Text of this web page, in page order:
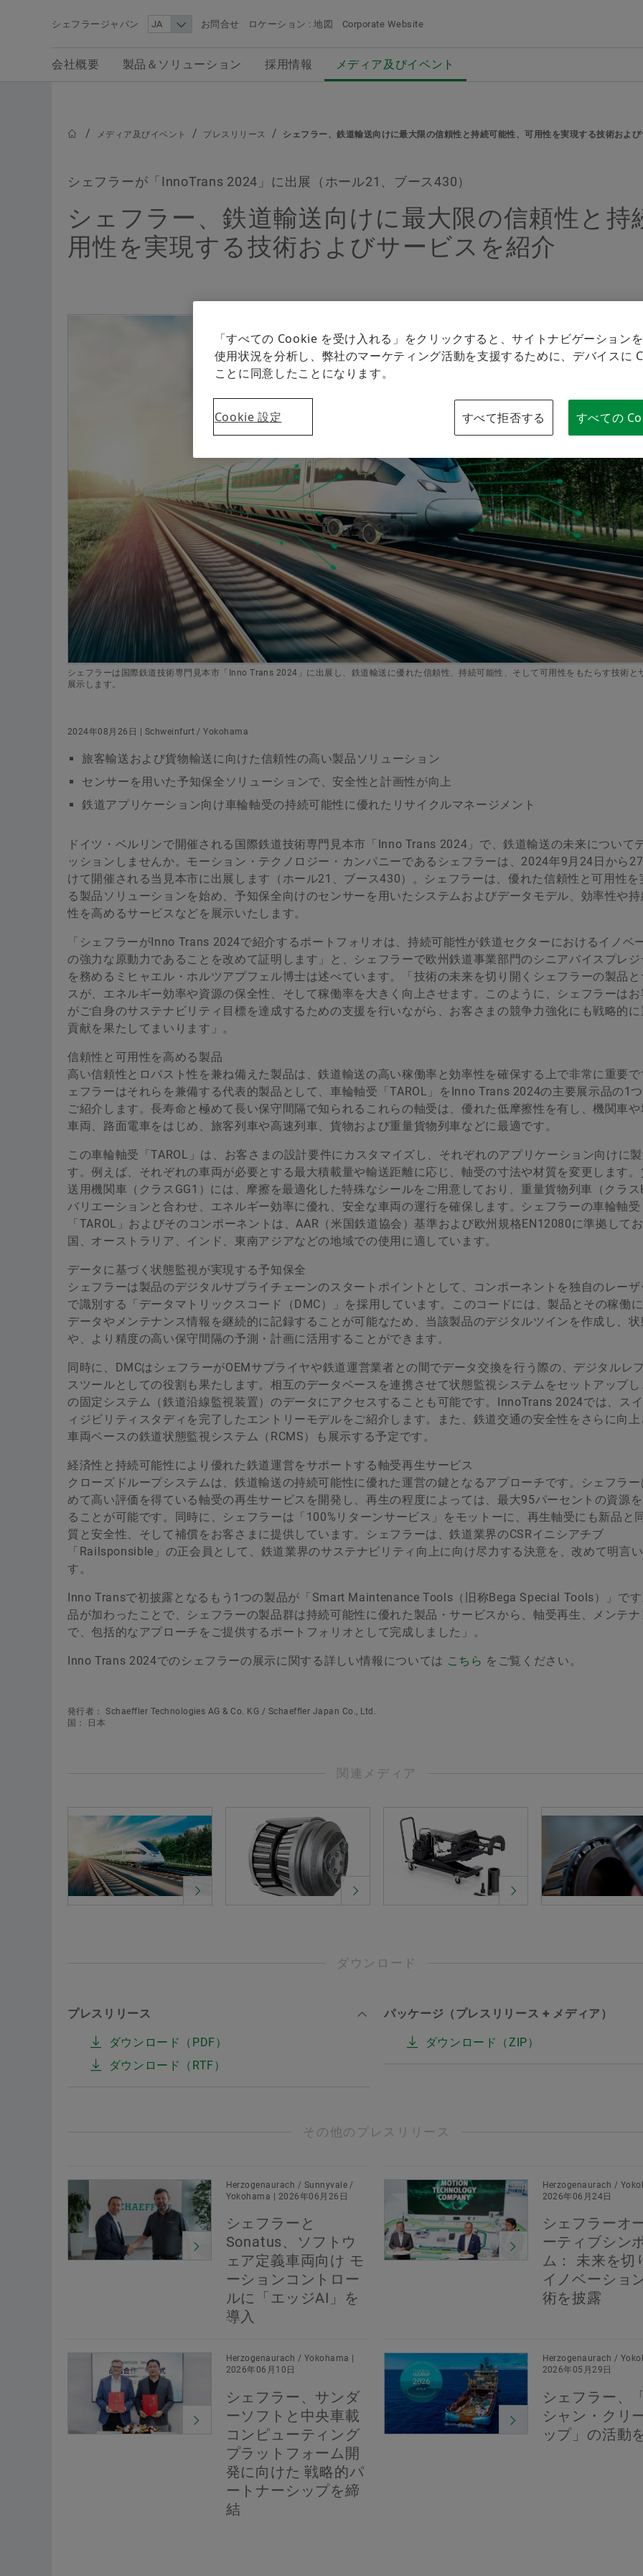
シェフラージャパン お問合せ ロケーション : 地図 Corporate Website
検索語
会社概要
会社概要 概要
会社概要
セールス
グループ
製品＆ソリューション
製品＆ソリューション 概要
製品＆ソリューション
Vehicle Lifetime Solutions
ベアリング＆インダストリアルソリューシ
ョンズ​
ブランドプロテクション
採用情報
採用情報 概要
採用情報
エントリー
当社の従業員
メディア及びイベント
メディア
情報をご覧いただけます。
概要
メディア及びイベント
メディアライブラリ
ソーシャルニュース
イベント一覧
LinkedIn
注意
料を販売
メディア及びイベント プレスリリース シェフラー、鉄道輸送向けに最大限の信頼性と持続可能性、可用性を実現する技術およ
シェフラーが「InnoTrans 2024」に出展（ホール21、ブース430）
シェフラー、鉄道輸送向けに最大限の信頼性と持
用性を実現する技術およびサービスを紹介
シェフラーは国際鉄道技術専門見本市「Inno Trans 2024」に出展し、鉄道輸送に優れた信頼性、持続可能性、そして可用性をもたらす技術と
展示します。
2024年08月26日 | Schweinfurt / Yokohama
旅客輸送および貨物輸送に向けた信頼性の高い製品ソリューション
センサーを用いた予知保全ソリューションで、安全性と計画性が向上
鉄道アプリケーション向け車輪軸受の持続可能性に優れたリサイクルマネージメント
ドイツ・ベルリンで開催される国際鉄道技術専門見本市「Inno Trans 2024」で、鉄道輸送の未来について
ッションしませんか。モーション・テクノロジー・カンパニーであるシェフラーは、2024年9月24日から
けて開催される当見本市に出展します（ホール21、ブース430）。シェフラーは、優れた信頼性と可用性を
る製品ソリューションを始め、予知保全向けのセンサーを用いたシステムおよびデータモデル、効率性や
性を高めるサービスなどを展示いたします。
「シェフラーがInno Trans 2024で紹介するポートフォリオは、持続可能性が鉄道セクターにおけるイノベ
の強力な原動力であることを改めて証明します」と、シェフラーで欧州鉄道事業部門のシニアバイスプレ
を務めるミヒャエル・ホルツアプフェル博士は述べています。「技術の未来を切り開くシェフラーの製品
スが、エネルギー効率や資源の保全性、そして稼働率を大きく向上させます。このように、シェフラーは
がご自身のサステナビリティ目標を達成するための支援を行いながら、お客さまの競争力強化にも戦略的
貢献を果たしてまいります」。
信頼性と可用性を高める製品
高い信頼性とロバスト性を兼ね備えた製品は、鉄道輸送の高い稼働率と効率性を確保する上で非常に重要
ェフラーはそれらを兼備する代表的製品として、車輪軸受「TAROL」をInno Trans 2024の主要展示品の1
ご紹介します。長寿命と極めて長い保守間隔で知られるこれらの軸受は、優れた低摩擦性を有し、機関車
車両、路面電車をはじめ、旅客列車や高速列車、貨物および重量貨物列車などに最適です。
この車輪軸受「TAROL」は、お客さまの設計要件にカスタマイズし、それぞれのアプリケーション向けに
す。例えば、それぞれの車両が必要とする最大積載量や輸送距離に応じ、軸受の寸法や材質を変更します
送用機関車（クラスGG1）には、摩擦を最適化した特殊なシールをご用意しており、重量貨物列車（クラ
バリエーションと合わせ、エネルギー効率に優れ、安全な車両の運行を確保します。シェフラーの車輪軸受
「TAROL」およびそのコンポーネントは、AAR（米国鉄道協会）基準および欧州規格EN12080に準拠して
国、オーストラリア、インド、東南アジアなどの地域での使用に適しています。
データに基づく状態監視が実現する予知保全
シェフラーは製品のデジタルサプライチェーンのスタートポイントとして、コンポーネントを独自のレー
で識別する「データマトリックスコード（DMC）」を採用しています。このコードには、製品とその稼働
データやメンテナンス情報を継続的に記録することが可能なため、当該製品のデジタルツインを作成し、
や、より精度の高い保守間隔の予測・計画に活用することができます。
同時に、DMCはシェフラーがOEMサプライヤや鉄道運営業者との間でデータ交換を行う際の、デジタルレ
スツールとしての役割も果たします。相互のデータベースを連携させて状態監視システムをセットアップ
の固定システム（鉄道沿線監視装置）のデータにアクセスすることも可能です。InnoTrans 2024では、ス
ィジビリティスタディを完了したエントリーモデルをご紹介します。また、鉄道交通の安全性をさらに向
車両ベースの鉄道状態監視システム（RCMS）も展示する予定です。
経済性と持続可能性により優れた鉄道運営をサポートする軸受再生サービス
クローズドループシステムは、鉄道輸送の持続可能性に優れた運営の鍵となるアプローチです。シェフラ
めて高い評価を得ている軸受の再生サービスを開発し、再生の程度によっては、最大95パーセントの資源
ることが可能です。同時に、シェフラーは「100%リターンサービス」をモットーに、再生軸受にも新品と
質と安全性、そして補償をお客さまに提供しています。シェフラーは、鉄道業界のCSRイニシアチブ
「Railsponsible」の正会員として、鉄道業界のサステナビリティ向上に向け尽力する決意を、改めて明言
す。
Inno Transで初披露となるもう1つの製品が「Smart Maintenance Tools（旧称Bega Special Tools）」で
品が加わったことで、シェフラーの製品群は持続可能性に優れた製品・サービスから、軸受再生、メンテ
で、包括的なアプローチをご提供するポートフォリオとして完成しました」。
Inno Trans 2024でのシェフラーの展示に関する詳しい情報については こちら をご覧ください。
発行者： Schaeffler Technologies AG & Co. KG / Schaeffler Japan Co., Ltd.
国： 日本
関連メディア
ダウンロード
プレスリリース
ダウンロード（PDF）
ダウンロード（RTF）
パッケージ（プレスリリース + メディア）
ダウンロード（ZIP）
その他のプレスリリース
Herzogenaurach / Sunnyvale /
Yokohama | 2026年06月26日
シェフラーと
Sonatus、ソフトウ
ェア定義車両向け モ
ーションコントロー
ルに「エッジAI」を
導入
Herzogenaurach /
2026年06月24日
シェフラーオ
ーティブシン
ム： 未来を切
イノベーショ
術を披露
Herzogenaurach / Yokohama |
2026年06月10日
シェフラー、サンダ
ーソフトと中央車載
コンピューティング
プラットフォーム開
発に向けた 戦略的パ
ートナーシップを締
結
Herzogenaurach /
2026年05月29日
シェフラー、
シャン・クリ
ップ」の活動
「すべての Cookie を受け入れる」をクリックすると、サイトナビゲーション
使用状況を分析し、弊社のマーケティング活動を支援するために、デバイスに
ことに同意したことになります。
Cookie 設定 すべて拒否する すべての